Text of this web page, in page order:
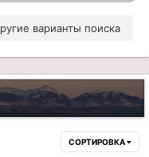
варианты поиска
СОРТИРОВКА